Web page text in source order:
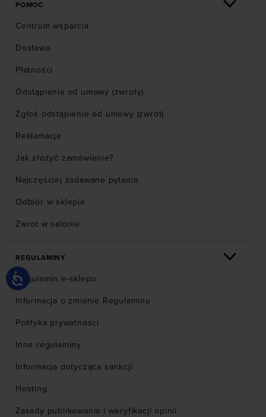
POMOC
Centrum wsparcia
Dostawa
Płatności
Odstąpienia od umowy (zwroty)
Zgłoś odstąpienie od umowy (zwrot)
Reklamacje
Jak złożyć zamówienie?
Najczęściej zadawane pytania
Odbiór w sklepie
Zwrot w salonie
REGULAMINY
Regulamin e-sklepu
Informacja o zmianie Regulaminu
Polityka prywatności
Inne regulaminy
Informacja dotycząca sankcji
Hosting
Zasady publikowania i weryfikacji opinii